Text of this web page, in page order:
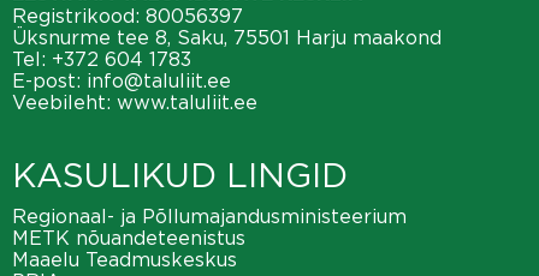
Registrikood: 80056397
Üksnurme tee 8, Saku, 75501 Harju maakond
Tel: +372 604 1783
E-post: info@taluliit.ee
Veebileht: www.taluliit.ee
KASULIKUD LINGID
Regionaal- ja Põllumajandusministeerium
METK nõuandeteenistus
Maaelu Teadmuskeskus